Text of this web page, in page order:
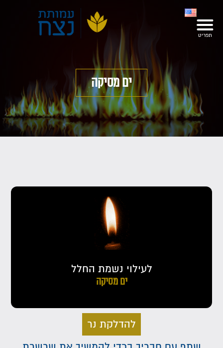
ים מסיקה
לעילוי נשמת החלל
ים מסיקה
להדלקת נר